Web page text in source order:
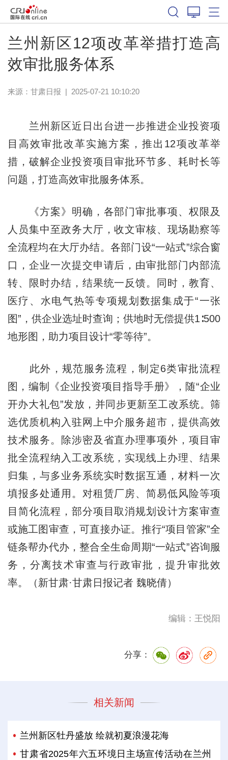
兰州新区12项改革举措打造高
效审批服务体系
来源： 甘肃日报 | 2025-07-21 10:10:20
兰州新区近日出台进一步推进企业投资项
目高效审批改革实施方案，推出12项改革举
措，破解企业投资项目审批环节多、耗时长等
问题，打造高效审批服务体系。
《方案》明确，各部门审批事项、权限及
人员集中至政务大厅，收文审核、现场勘察等
全流程均在大厅办结。各部门设“一站式”综合窗
口，企业一次提交申请后，由审批部门内部流
转、限时办结，结果统一反馈。同时，教育、
医疗、水电气热等专项规划数据集成于“一张
图”，供企业选址时查询；供地时无偿提供1∶500
地形图，助力项目设计“零等待”。
此外，规范服务流程，制定6类审批流程
图，编制《企业投资项目指导手册》，随“企业
开办大礼包”发放，并同步更新至工改系统。筛
选优质机构入驻网上中介服务超市，提供高效
技术服务。除涉密及省直办理事项外，项目审
批全流程纳入工改系统，实现线上办理、结果
归集，与多业务系统实时数据互通，材料一次
填报多处通用。对租赁厂房、简易低风险等项
目简化流程，部分项目取消规划设计方案审查
或施工图审查，可直接办证。推行“项目管家”全
链条帮办代办，整合全生命周期“一站式”咨询服
务，分离技术审查与行政审批，提升审批效
率。（新甘肃·甘肃日报记者 魏晓倩）
编辑：王悦阳
分享：
相关新闻
兰州新区牡丹盛放 绘就初夏浪漫花海
甘肃省2025年六五环境日主场宣传活动在兰州